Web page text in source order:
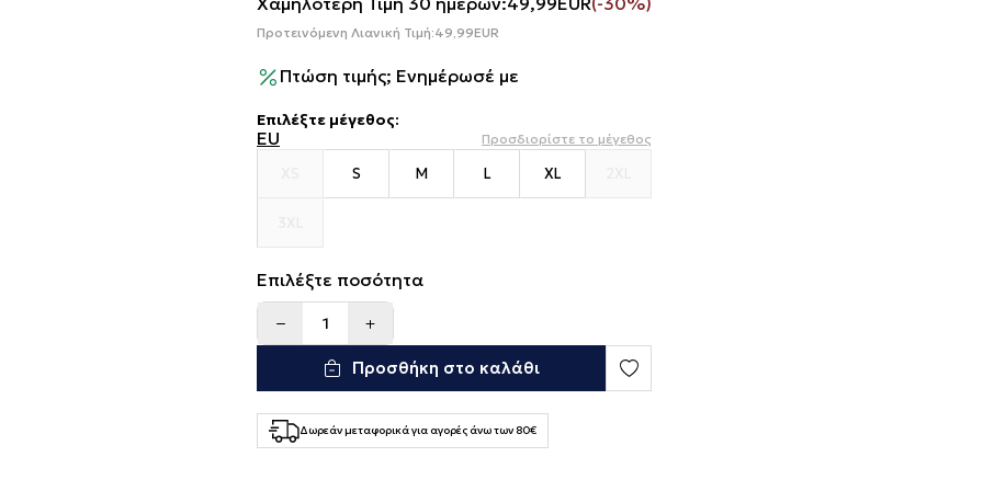
Προτεινόμενη Λιανική Τιμή:49,99EUR
Πτώση τιμής; Ενημέρωσέ με
Επιλέξτε μέγεθος:
EU Προσδιορίστε το μέγεθος
S M L XL
Επιλέξτε ποσότητα
Προσθήκη στο καλάθι
Δωρεάν μεταφορικά για αγορές άνω των 80€